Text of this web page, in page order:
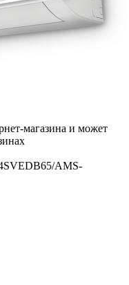
магазина и может
AMS-